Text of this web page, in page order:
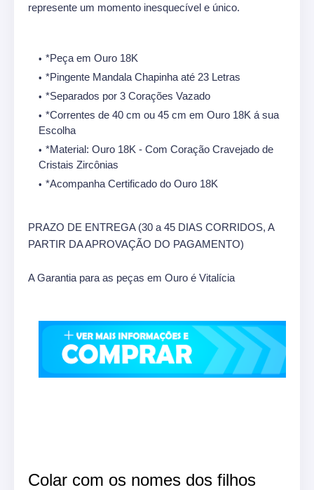
represente um momento inesquecível e único.
*Peça em Ouro 18K
*Pingente Mandala Chapinha até 23 Letras
*Separados por 3 Corações Vazado
*Correntes de 40 cm ou 45 cm em Ouro 18K á sua
Escolha
*Material: Ouro 18K - Com Coração Cravejado de
Cristais Zircônias
*Acompanha Certificado do Ouro 18K
PRAZO DE ENTREGA (30 a 45 DIAS CORRIDOS, A
PARTIR DA APROVAÇÃO DO PAGAMENTO)
A Garantia para as peças em Ouro é Vitalícia
Colar com os nomes dos filhos